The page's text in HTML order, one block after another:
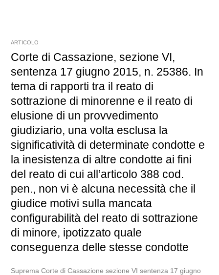
ARTICOLO
Corte di Cassazione, sezione VI,
sentenza 17 giugno 2015, n. 25386. In
tema di rapporti tra il reato di
sottrazione di minorenne e il reato di
elusione di un provvedimento
giudiziario, una volta esclusa la
significatività di determinate condotte e
la inesistenza di altre condotte ai fini
del reato di cui all’articolo 388 cod.
pen., non vi è alcuna necessità che il
giudice motivi sulla mancata
configurabilità del reato di sottrazione
di minore, ipotizzato quale
conseguenza delle stesse condotte
Suprema Corte di Cassazione sezione VI sentenza 17 giugno